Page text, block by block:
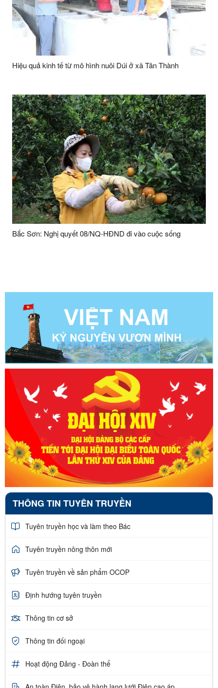
Hiệu quả kinh tế từ mô hình nuôi Dúi ở xã Tân Thành
Bắc Sơn: Nghị quyết 08/NQ-HĐND đi vào cuộc sống
THÔNG TIN TUYÊN TRUYỀN
Tuyên truyền học và làm theo Bác
Tuyên truyền nông thôn mới
Tuyên truyền về sản phẩm OCOP
Định hướng tuyên truyền
Thông tin cơ sở
Thông tin đối ngoại
Hoạt động Đảng - Đoàn thể